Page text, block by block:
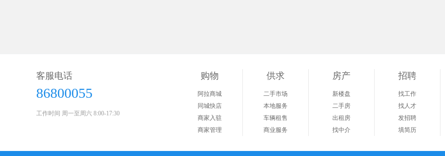
客服电话
86800055
工作时间 周一至周六 8:00-17:30
购物
阿拉商城
同城快店
商家入驻
商家管理
供求
二手市场
本地服务
车辆租售
商业服务
房产
新楼盘
二手房
出租房
找中介
招聘
找工作
找人才
发招聘
填简历